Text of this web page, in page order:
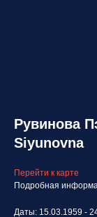
Рувинова
Siyunovna
Перейти к карте
Подробная
Даты: 15.03.1959 -